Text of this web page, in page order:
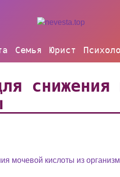
Семья Юрист
мочевой кислоты из